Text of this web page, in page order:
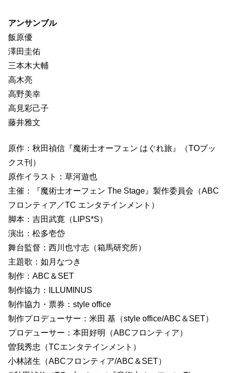
アンサンブル
飯原優
澤田圭佑
三本木大輔
高木亮
高野美幸
高見彩己子
藤井雅文
原作：秋田禎信『魔術士オーフェン はぐれ旅』（TOブッ
クス刊）
原作イラスト：草河遊也
主催：『魔術士オーフェン The Stage』製作委員会（ABC
フロンティア／TC エンタテインメント）
脚本：吉田武寛（LIPS*S）
演出：松多壱岱
舞台監督：西川也寸志（箱馬研究所）
主題歌：如月なつき
制作：ABC＆SET
制作協力：ILLUMINUS
制作協力・票券：style office
制作プロデューサー：米田 基（style office/ABC＆SET）
プロデューサー：本田好明（ABCフロンティア）
曽我秀忠（TCエンタテインメント）
小林諸生（ABCフロンティア/ABC＆SET）